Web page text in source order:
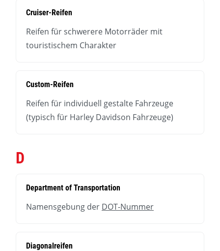
Cruiser-Reifen
Reifen für schwerere Motorräder mit
touristischem Charakter
Custom-Reifen
Reifen für individuell gestalte Fahrzeuge
(typisch für Harley Davidson Fahrzeuge)
D
Department of Transportation
Namensgebung der DOT-Nummer
Diagonalreifen